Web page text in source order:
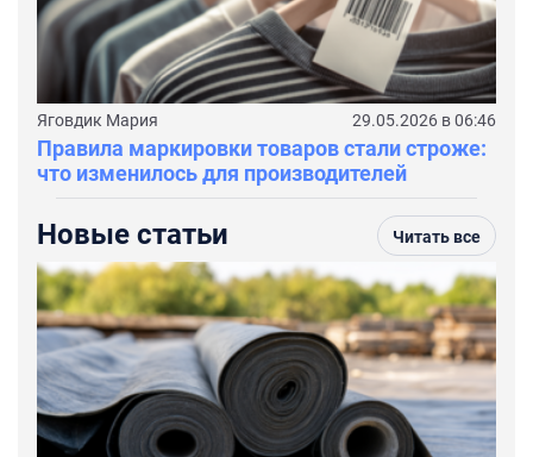
Яговдик Мария 29.05.2026 в 06:46
Правила маркировки товаров стали строже:
что изменилось для производителей
Новые статьи Читать все